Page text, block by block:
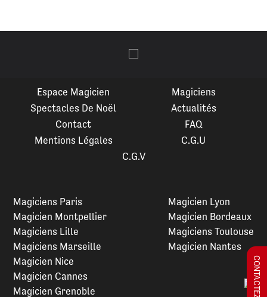
Espace Magicien
Magiciens
Spectacles De Noël
Actualités
Contact
FAQ
Mentions Légales
C.G.U
C.G.V
Magiciens Paris
Magicien Montpellier
Magiciens Lille
Magiciens Marseille
Magicien Lyon
Magicien Bordeaux
Magiciens Toulouse
Magicien Nantes
Magicien Nice
Magicien Cannes
Magicien Grenoble